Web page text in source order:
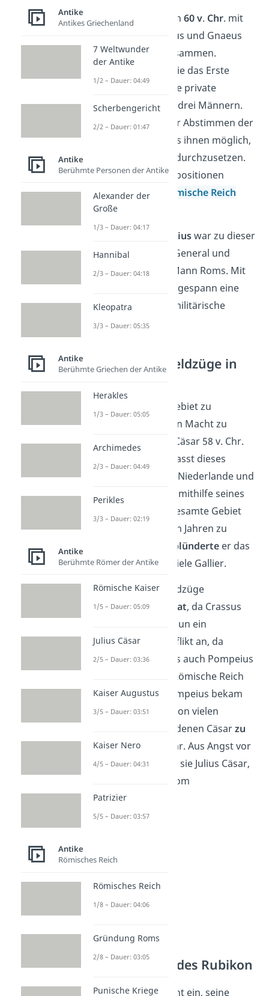
Deshalb schloss er sich 60 v. Chr. mit
Marcus Licinius Crassus und Gnaeus
Pompeius Magnus zusammen.
Gemeinsam bildeten sie das Erste
Triumvirat
. Das ist eine private
Abmachung zwischen drei Männern.
Durch das aufeinander Abstimmen der
politischen Ziele war es ihnen möglich,
sich gegen den Senat durchzusetzen.
Aufgrund ihrer Machtpositionen
konnten sie so das
Römische Reich
regieren.
Pompeiuswar zu dieser
Zeit ein erfolgreicher General und
Crassusder reichste Mann Roms. Mit
Cäsar hatte das Dreiergespann eine
große politische und militärische
Macht.
Julius Cäsar — Feldzüge in
Um sein Herrschaftsgebiet zu
erweitern und somit an Macht zu
gewinnen, griff Julius Cäsar 58 v. Chr.
an. Heute umfasst dieses
Gebiet Frankreich, die Niederlande und
Belgien. Er schaffte es mithilfe seines
das gesamte Gebiet
innerhalb von nur zehn Jahren zu
erobern. Gleichzeitig
plünderteer das
Land undversklavte
viele Gallier.
Noch während der Feldzüge
zerbrach dasTriumvirat, da Crassus
starb. Es bahnte sich nun ein
unausweichlicher Konflikt an, da
sowohl Julius Cäsar, als auch Pompeius
beide allein über das Römische Reich
herrschen wollten. Pompeius bekam
dabei Unterstützung von vielen
römischen Politikern, denen Cäsarzu
mächtiggeworden war. Aus Angst vor
seiner Macht befahlen sie Julius Cäsar,
ohne Soldaten nach Rom
zurückzukehren.
Julius Cäsar —
Überschreitung des Rubikon
Doch Cäsar sah es nicht ein, seine
Antike
Antikes Griechenland
7 Weltwunder
der Antike
1/2 – Dauer: 04:49
Scherbengericht
2/2 – Dauer: 01:47
Antike
Berühmte Personen der Antike
Alexander der
Große
1/3 – Dauer: 04:17
Hannibal
2/3 – Dauer: 04:18
Kleopatra
3/3 – Dauer: 05:35
Antike
Berühmte Griechen der Antike
Herakles
1/3 – Dauer: 05:05
Archimedes
2/3 – Dauer: 04:49
Perikles
3/3 – Dauer: 02:19
Antike
Berühmte Römer der Antike
Römische Kaiser
1/5 – Dauer: 05:09
Julius Cäsar
2/5 – Dauer: 03:36
Kaiser Augustus
3/5 – Dauer: 03:51
Kaiser Nero
4/5 – Dauer: 04:31
Patrizier
5/5 – Dauer: 03:57
Antike
Römisches Reich
Römisches Reich
1/8 – Dauer: 04:06
Gründung Roms
2/8 – Dauer: 03:05
Punische Kriege